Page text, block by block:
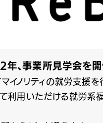
年、事業所見学会を
マイノリティの就労
利用いただける就労系